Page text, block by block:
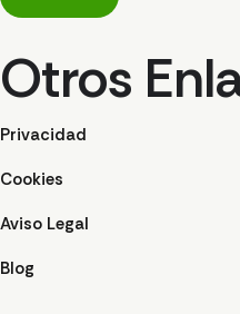
Otros
Privacidad
Cookies
Aviso Legal
Blog